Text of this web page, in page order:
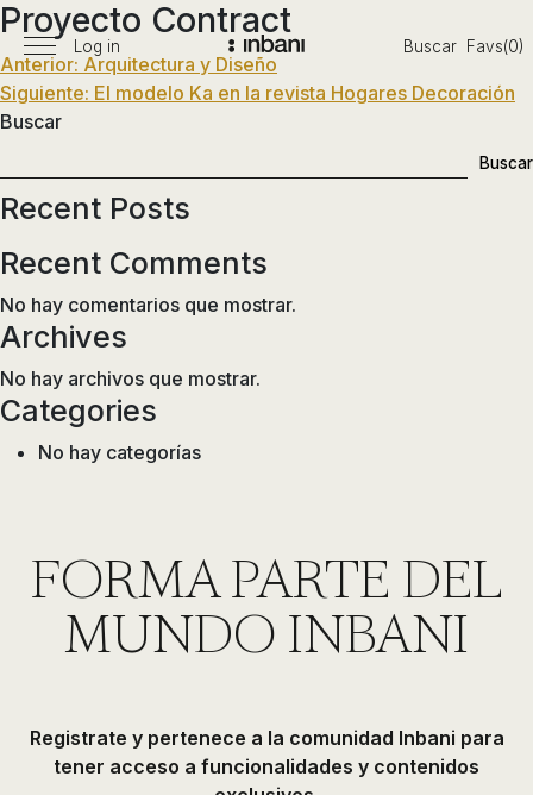
Pasar
contenido
Vanguardia
en
baños,
tendencias,
nuevos
tecnologías
ducha,
accesorios…
Menú
principal
Log in Buscar Favs(0)
Proyecto Contract
Navegación
de
entradas
Anterior: Arquitectura y Diseño
Siguiente: El modelo Ka en la revista Hogares Decoración
Buscar
Buscar
Recent Posts
Recent Comments
No hay comentarios que mostrar.
Archives
No hay archivos que mostrar.
Categories
No hay categorías
FORMA PARTE DEL
MUNDO INBANI
Registrate y pertenece a la comunidad Inbani para
tener acceso a funcionalidades y contenidos